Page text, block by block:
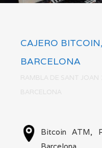
CAJERO
BARCELONA
Bitcoin ATM,